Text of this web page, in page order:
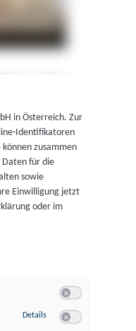
in Österreich. Zur
Identifikatoren
zusammen
Daten für die
sowie
Einwilligung jetzt
oder im
Details zu Speichern von oder